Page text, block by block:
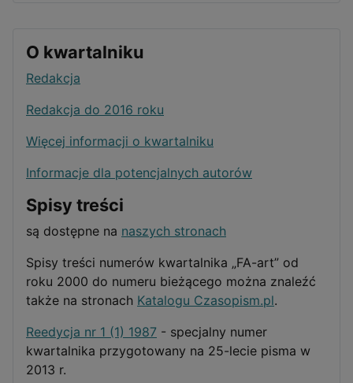
O kwartalniku
Redakcja
Redakcja do 2016 roku
Więcej informacji o kwartalniku
Informacje dla potencjalnych autorów
Spisy treści
są dostępne na naszych stronach
Spisy treści numerów kwartalnika „FA-art” od
roku 2000 do numeru bieżącego można znaleźć
także na stronach Katalogu Czasopism.pl.
Reedycja nr 1 (1) 1987 - specjalny numer
kwartalnika przygotowany na 25-lecie pisma w
2013 r.